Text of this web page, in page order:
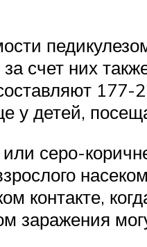
счет них
177-
у детей,
серо-
контакте,
заражения